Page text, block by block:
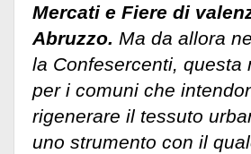
Mercati e Fiere di
Abruzzo. Ma da allora
la Confesercenti, questa
per i comuni che
rigenerare il tessuto
uno strumento con il